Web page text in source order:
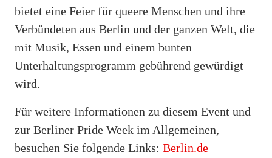
bietet eine Feier für queere Menschen und ihre
Verbündeten aus Berlin und der ganzen Welt, die
mit Musik, Essen und einem bunten
Unterhaltungsprogramm gebührend gewürdigt
wird.
Für weitere Informationen zu diesem Event und
zur Berliner Pride Week im Allgemeinen,
besuchen Sie folgende Links: Berlin.de